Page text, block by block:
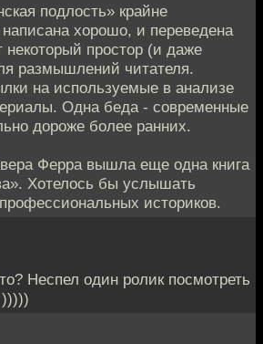
подлость» крайне
написана хорошо, и переведена
некоторый простор (и даже
размышлений читателя.
на используемые в анализе
Одна беда - современные
дороже более ранних.
Ферра вышла еще одна книга
Хотелось бы услышать
историков.
Неспел один ролик посмотреть
)))))